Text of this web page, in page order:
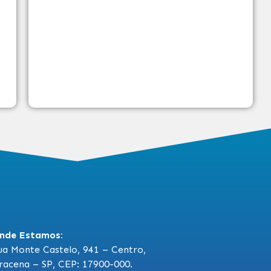
Estamos:
Monte Castelo, 941 – Centro,
– SP, CEP: 17900-000.